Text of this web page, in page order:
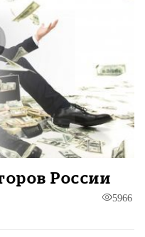
России
5966